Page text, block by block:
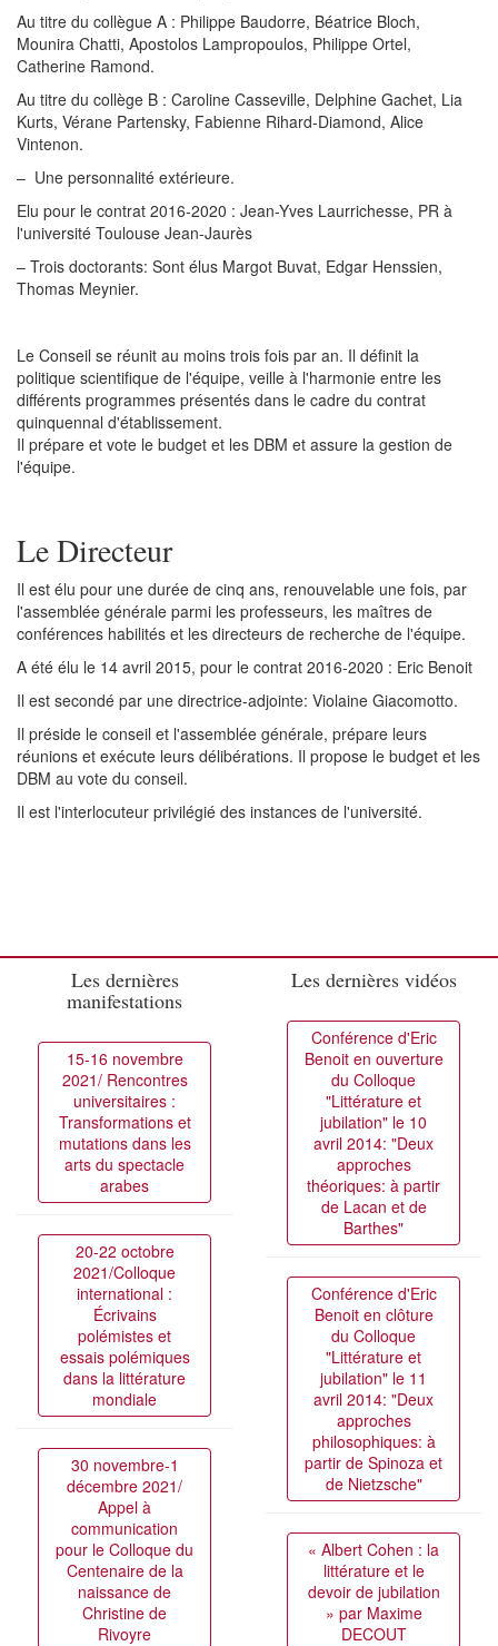
Au titre du collègue A : Philippe Baudorre, Béatrice Bloch,
Mounira Chatti, Apostolos Lampropoulos, Philippe Ortel,
Catherine Ramond.
Au titre du collège B : Caroline Casseville, Delphine Gachet, Lia
Kurts, Vérane Partensky, Fabienne Rihard-Diamond, Alice
Vintenon.
– Une personnalité extérieure.
Elu pour le contrat 2016-2020 : Jean-Yves Laurrichesse, PR à
l'université Toulouse Jean-Jaurès
– Trois doctorants: Sont élus Margot Buvat, Edgar Henssien,
Thomas Meynier.
Le Conseil se réunit au moins trois fois par an. Il définit la
politique scientifique de l'équipe, veille à l'harmonie entre les
différents programmes présentés dans le cadre du contrat
quinquennal d'établissement.
Il prépare et vote le budget et les DBM et assure la gestion de
l'équipe.
Le Directeur
Il est élu pour une durée de cinq ans, renouvelable une fois, par
l'assemblée générale parmi les professeurs, les maîtres de
conférences habilités et les directeurs de recherche de l'équipe.
A été élu le 14 avril 2015, pour le contrat 2016-2020 : Eric Benoit
Il est secondé par une directrice-adjointe: Violaine Giacomotto.
Il préside le conseil et l'assemblée générale, prépare leurs
réunions et exécute leurs délibérations. Il propose le budget et les
DBM au vote du conseil.
Il est l'interlocuteur privilégié des instances de l'université.
Les dernières
manifestations
15-16 novembre
2021/ Rencontres
universitaires :
Transformations et
mutations dans les
arts du spectacle
arabes
20-22 octobre
2021/Colloque
international :
Écrivains
polémistes et
essais polémiques
dans la littérature
mondiale
30 novembre-1
décembre 2021/
Appel à
communication
pour le Colloque du
Centenaire de la
naissance de
Christine de
Rivoyre
Les dernières vidéos
Conférence d'Eric
Benoit en ouverture
du Colloque
"Littérature et
jubilation" le 10
avril 2014: "Deux
approches
théoriques: à partir
de Lacan et de
Barthes"
Conférence d'Eric
Benoit en clôture
du Colloque
"Littérature et
jubilation" le 11
avril 2014: "Deux
approches
philosophiques: à
partir de Spinoza et
de Nietzsche"
« Albert Cohen : la
littérature et le
devoir de jubilation
» par Maxime
DECOUT